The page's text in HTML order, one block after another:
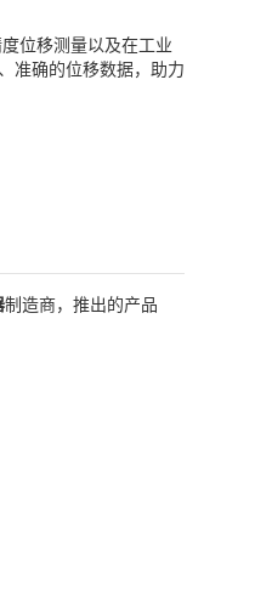
位移测量以及在工业
准确的位移数据，助力
制造商，推出的产品